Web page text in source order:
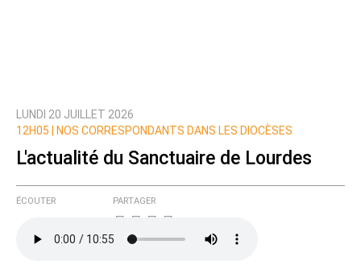
LUNDI 20 JUILLET 2026
12H05 |
NOS CORRESPONDANTS DANS LES DIOCÈSES
L'actualité du Sanctuaire de Lourdes
ÉCOUTER PARTAGER